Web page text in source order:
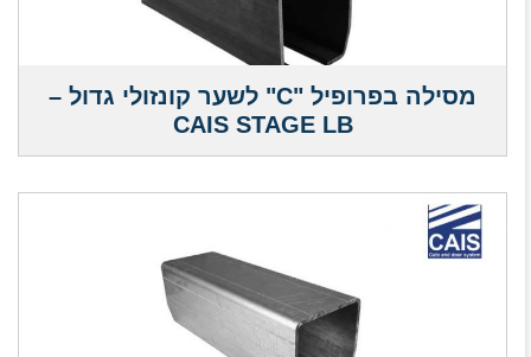
מסילה בפרופיל "C" לשער קונזולי גדול –
CAIS STAGE LB